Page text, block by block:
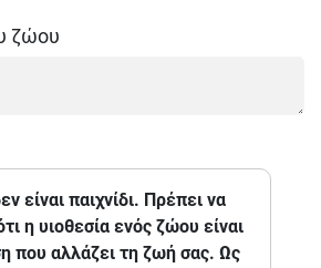
ζώου
είναι παιχνίδι. Πρέπει να
η υιοθεσία ενός ζώου είναι
που αλλάζει τη ζωή σας. Ως